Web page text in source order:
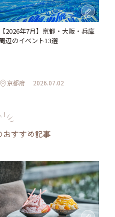
【2026年7月】京都・大阪・兵庫
辺のイベント13選
京都府 2026.07.02
おすすめ記事